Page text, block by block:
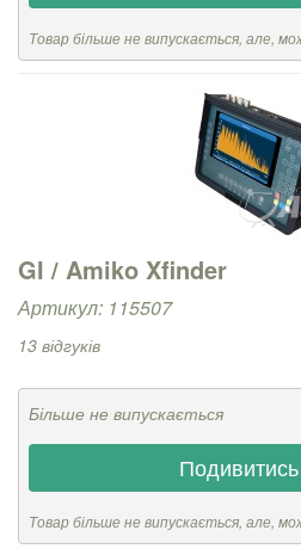
Товар більше не випускається, але,
GI / Amiko Xfinder
Артикул: 115507
13 відгуків
Більше не випускається
Подивитись
Товар більше не випускається, але,